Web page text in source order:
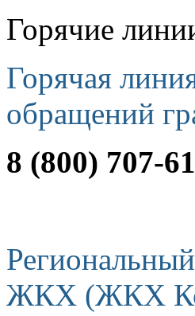
Горячие
Горячая
обращений
8 (800) 707-
ЖКХ (ЖКХ